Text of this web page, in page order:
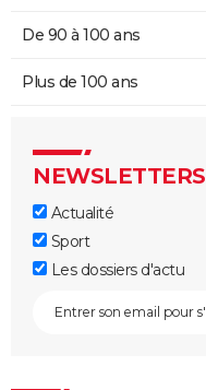
De 90 à 100 ans
Plus de 100 ans
NEWSLETTERS
Actualité
Sport
Les dossiers d'actu